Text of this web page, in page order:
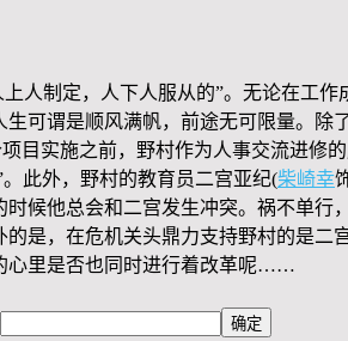
人制定，人下人服从的”。无论在工
可谓是顺风满帆，前途无可限量。
实施之前，野村作为人事交流进修
此外，野村的教育员二宫亚纪(柴崎幸
候他总会和二宫发生冲突。祸不单
是，在危机关头鼎力支持野村的是
心里是否也同时进行着改革呢……